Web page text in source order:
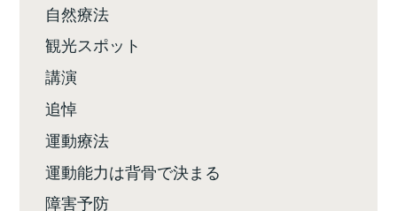
自然療法
観光スポット
講演
追悼
運動療法
運動能力は背骨で決まる
障害予防